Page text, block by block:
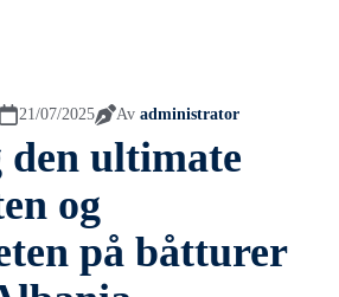
21/07/2025 Av administrator
den ultimate
og
på båtturer